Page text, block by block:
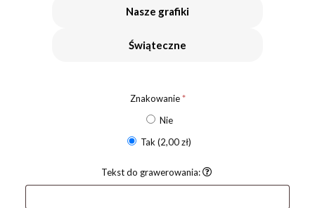
Nasze grafiki
Świąteczne
Znakowanie*
Nie
Tak(2,00 zł)
Tekst do grawerowania: